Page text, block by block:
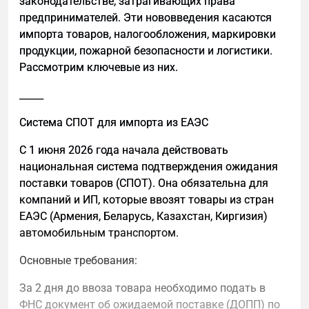
даем один четкий ответ на один запрос;
избегаем переоптимизированных
формулировок, которые плохо
воспринимаются на слух.
Как подготовить сайт к GEO
1. Сущности и контекст: кто вы и о чем сайт
Нейросети работают не с ключевыми словами, а с
сущностями. Для GEO важно, чтобы компания,
продукт и тематика были описаны однозначно и
без размытых формулировок.
Для этого необходимо:
деятельности;
иметь отдельную страницу «О компании»;
предпринимателей. Эти нововведения касаются
импорта товаров, налогообложения, маркировки
продукции, пожарной безопасности и логистики.
Рассмотрим ключевые из них.
Система СПОТ для импорта из ЕАЭС
С 1 июня 2026 года начала действовать
национальная система подтверждения ожидания
поставки товаров (СПОТ). Она обязательна для
компаний и ИП, которые ввозят товары из стран
ЕАЭС (Армения, Беларусь, Казахстан, Киргизия)
автомобильным транспортом.
Основные требования:
За 2 дня до ввоза товара необходимо подать в
ФНС документ об ожидаемой поставке (ДОПП) по